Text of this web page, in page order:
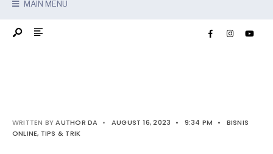
MAIN MENU
WRITTEN BYAUTHOR DA • AUGUST 16, 2023 • 9:34 PM •
BISNIS
ONLINE, TIPS & TRIK